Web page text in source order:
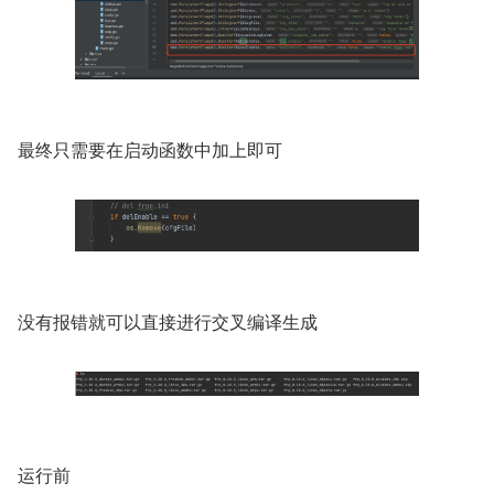
最终只需要在启动函数中加上即可
没有报错就可以直接进行交叉编译生成
运行前